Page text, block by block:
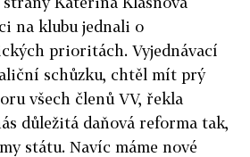
na klubu jednali o
prioritách. Vyjednávací
schůzku, chtěl mít prý
všech členů VV, řekla
důležitá daňová reforma tak,
státu. Navíc máme nové